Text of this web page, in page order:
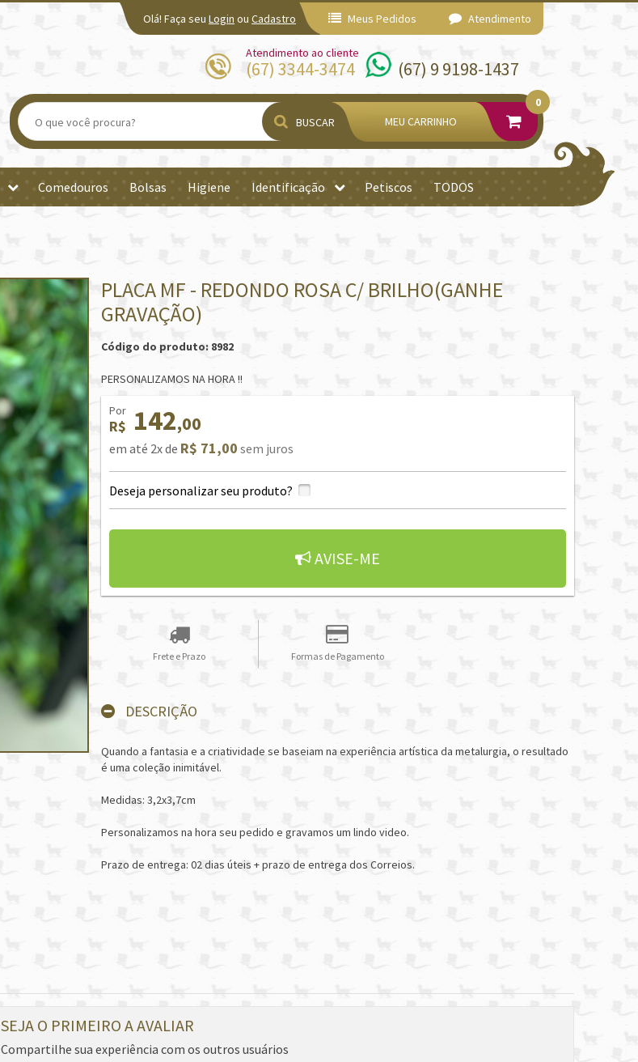
Olá! Faça seu Login ou Cadastro Meus Pedidos Atendimento
Atendimento ao cliente
(67) 3344-3474 (67) 9 9198-1437
BUSCAR MEU CARRINHO
0
Comedouros Bolsas Higiene Identificação Petiscos TODOS
PLACA MF - REDONDO ROSA C/ BRILHO(GANHE
GRAVAÇÃO)
Código do produto: 8982
PERSONALIZAMOS NA HORA !!
Por
R$ 142,00
em até 2x de R$ 71,00 sem juros
Deseja personalizar seu produto?
AVISE-ME
Frete e Prazo Formas de Pagamento
DESCRIÇÃO
Quando a fantasia e a criatividade se baseiam na experiência artística da metalurgia, o resultado
é uma coleção inimitável.
Medidas: 3,2x3,7cm
Personalizamos na hora seu pedido e gravamos um lindo video.
Prazo de entrega: 02 dias úteis + prazo de entrega dos Correios.
SEJA O PRIMEIRO A AVALIAR
Compartilhe sua experiência com os outros usuários